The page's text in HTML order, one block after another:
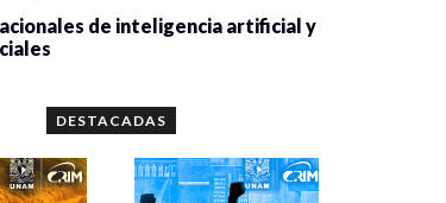
de inteligencia artificial y
DESTACADAS